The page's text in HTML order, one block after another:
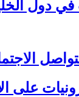
في دول
: 5 دراسات سابقة على